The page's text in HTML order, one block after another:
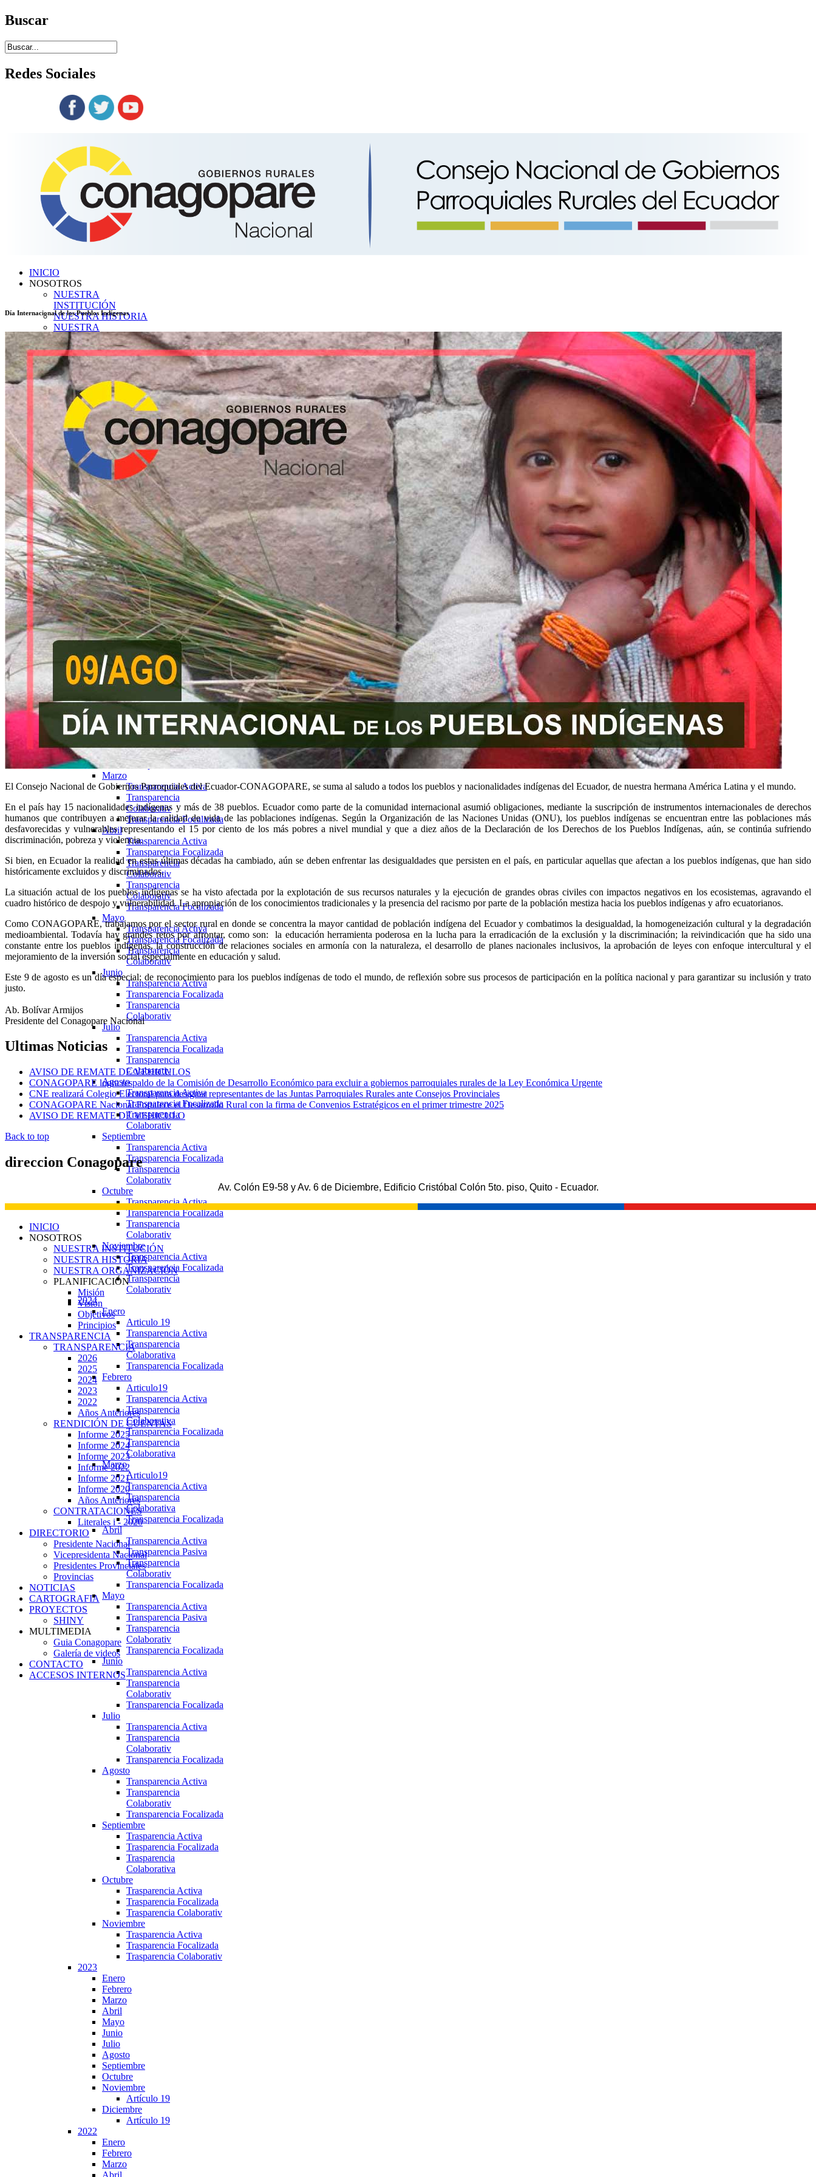
Buscar
Redes Sociales
INICIO
NOSOTROS
NUESTRA
INSTITUCIÓN
NUESTRA HISTORIA
NUESTRA
ORGANIZACIÓN
PLANIFICACIÓN
Misión
Visión
Objetivos
Principios
TRANSPARENCIA
TRANSPARENCIA
2026
Enero
Transparencia Activa
Transparencia Focalizada
Transparencia
Colaborativ
Febrero
Transparencia Activa
Transparencia Focalizada
Transparencia
Colaborativ
Marzo
Transparencia Activa
Transparencia Focalizada
Transparencia
Colaborativ
Abril
Transparencia Activa
Transparencia
Colaborativ
Transparencia Focalizada
2025
Enero
Transparencia Activa
Transparencia
Colaborativ
Transparencia Focalizada
Febrero
Transparencia Activa
Colaborativ
Transparencia Focalizada
Marzo
Transparencia Activa
Transparencia
Colaborativ
Transparencia Focalizada
Abril
Transparencia Activa
Transparencia Focalizada
Transparencia
Colaborativ
Transparencia
Colaborativ
Transparencia Focalizada
Mayo
Transparencia Activa
Transparencia Focalizada
Transparencia
Colaborativ
Junio
Transparencia Activa
Transparencia Focalizada
Transparencia
Colaborativ
Julio
Transparencia Activa
Transparencia Focalizada
Transparencia
Colaborativ
Agosto
Transparencia Activa
Transparencia Focalizada
Transparencia
Colaborativ
Septiembre
Transparencia Activa
Transparencia Focalizada
Transparencia
Colaborativ
Octubre
Transparencia Activa
Transparencia Focalizada
Transparencia
Colaborativ
Noviembre
Transparencia Activa
Transparencia Focalizada
Transparencia
Colaborativ
2024
Enero
Articulo 19
Transparencia Activa
Transparencia
Colaborativa
Transparencia Focalizada
Febrero
Articulo19
Transparencia Activa
Transparencia
Colaborativa
Transparencia Focalizada
Transparencia
Colaborativa
Marzo
Articulo19
Transparencia Activa
Transparencia
Colaborativa
Transparencia Focalizada
Abril
Transparencia Activa
Transparencia Pasiva
Transparencia
Colaborativ
Transparencia Focalizada
Mayo
Transparencia Activa
Transparencia Pasiva
Transparencia
Colaborativ
Transparencia Focalizada
Junio
Transparencia Activa
Transparencia
Colaborativ
Transparencia Focalizada
Julio
Transparencia Activa
Transparencia
Colaborativ
Transparencia Focalizada
Agosto
Transparencia Activa
Transparencia
Colaborativ
Transparencia Focalizada
Septiembre
Trasparencia Activa
Trasparencia Focalizada
Trasparencia
Colaborativa
Octubre
Trasparencia Activa
Trasparencia Focalizada
Trasparencia Colaborativ
Noviembre
Trasparencia Activa
Trasparencia Focalizada
Trasparencia Colaborativ
2023
Enero
Febrero
Marzo
Abril
Mayo
Junio
Julio
Agosto
Septiembre
Octubre
Noviembre
Artículo 19
Diciembre
Artículo 19
2022
Enero
Febrero
Marzo
Abril
Día Internacional de los Pueblos Indígenas
El Consejo Nacional de Gobiernos Parroquiales del Ecuador-CONAGOPARE, se suma al saludo a todos los pueblos y nacionalidades indígenas del Ecuador, de nuestra hermana América Latina y el mundo.
En el país hay 15 nacionalidades indígenas y más de 38 pueblos. Ecuador como parte de la comunidad internacional asumió obligaciones, mediante la suscripción de instrumentos internacionales de derechos
humanos que contribuyen a mejorar la calidad de vida de las poblaciones indígenas. Según la Organización de las Naciones Unidas (ONU), los pueblos indígenas se encuentran entre las poblaciones más
desfavorecidas y vulnerables representando el 15 por ciento de los más pobres a nivel mundial y que a diez años de la Declaración de los Derechos de los Pueblos Indígenas, aún, se continúa sufriendo
discriminación, pobreza y violencia.
Si bien, en Ecuador la realidad en estas últimas décadas ha cambiado, aún se deben enfrentar las desigualdades que persisten en el país, en particular aquellas que afectan a los pueblos indígenas, que han sido
históricamente excluidos y discriminados.
La situación actual de los pueblos indígenas se ha visto afectada por la explotación de sus recursos naturales y la ejecución de grandes obras civiles con impactos negativos en los ecosistemas, agravando el
cuadro histórico de despojo y vulnerabilidad. La apropiación de los conocimientos tradicionales y la presencia del racismo por parte de la población mestiza hacia los pueblos indígenas y afro ecuatorianos.
Como CONAGOPARE, trabajamos por el sector rural en donde se concentra la mayor cantidad de población indígena del Ecuador y combatimos la desigualdad, la homogeneización cultural y la degradación
medioambiental. Todavía hay grandes retos por afrontar, como son: la educación herramienta poderosa en la lucha para la erradicación de la exclusión y la discriminación; la reivindicación que ha sido una
constante entre los pueblos indígenas, la construcción de relaciones sociales en armonía con la naturaleza, el desarrollo de planes nacionales inclusivos, la aprobación de leyes con enfoque intercultural y el
mejoramiento de la inversión social especialmente en educación y salud.
Este 9 de agosto es un día especial; de reconocimiento para los pueblos indígenas de todo el mundo, de reflexión sobre sus procesos de participación en la política nacional y para garantizar su inclusión y trato
justo.
Ab. Bolívar Armijos
Presidente del Conagopare Nacional
Ultimas Noticias
AVISO DE REMATE DE VEHICULOS
CONAGOPARE logra respaldo de la Comisión de Desarrollo Económico para excluir a gobiernos parroquiales rurales de la Ley Económica Urgente
CNE realizará Colegio Electoral para designar representantes de las Juntas Parroquiales Rurales ante Consejos Provinciales
CONAGOPARE Nacional Fortalece el Desarrollo Rural con la firma de Convenios Estratégicos en el primer trimestre 2025
AVISO DE REMATE DE VEHICULO
Back to top
direccion Conagopare
Av. Colón E9-58 y Av. 6 de Diciembre, Edificio Cristóbal Colón 5to. piso, Quito - Ecuador.
INICIO
NOSOTROS
NUESTRA INSTITUCIÓN
NUESTRA HISTORIA
NUESTRA ORGANIZACIÓN
PLANIFICACIÓN
Misión
Visión
Objetivos
Principios
TRANSPARENCIA
TRANSPARENCIA
2026
2025
2024
2023
2022
Años Anteriores
RENDICIÓN DE CUENTAS
Informe 2025
Informe 2024
Informe 2023
Informe 2022
Informe 2021
Informe 2020
Años Anteriores
CONTRATACIONES
Literales i - 2020
DIRECTORIO
Presidente Nacional
Vicepresidenta Nacional
Presidentes Provinciales
Provincias
NOTICIAS
CARTOGRAFIA
PROYECTOS
SHINY
MULTIMEDIA
Guia Conagopare
Galería de videos
CONTACTO
ACCESOS INTERNOS